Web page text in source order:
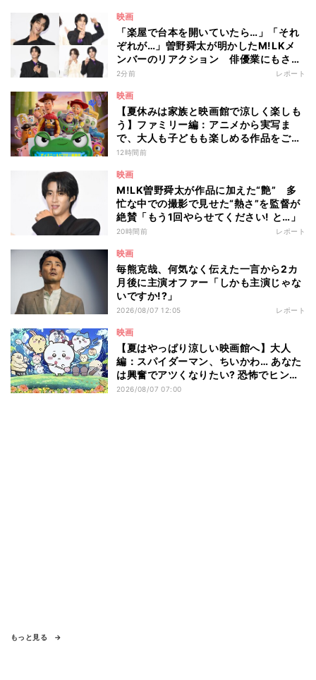
映画
「楽屋で台本を開いていたら…」「それ
ぞれが…」曽野舜太が明かしたM!LKメ
ンバーのリアクション 俳優業にもさら
なる意欲
2分前 レポート
映画
【夏休みは家族と映画館で涼しく楽しも
う】ファミリー編：アニメから実写ま
で、大人も子どもも楽しめる作品をご紹
介 - 編集部が注目する最新映画5選
12時間前
映画
M!LK曽野舜太が作品に加えた“艶” 多
忙な中での撮影で見せた“熱さ”を監督が
絶賛「もう1回やらせてください! と…」
20時間前 レポート
映画
毎熊克哉、何気なく伝えた一言から2カ
月後に主演オファー「しかも主演じゃな
いですか!?」
2026/08/07 12:05 レポート
映画
【夏はやっぱり涼しい映画館へ】大人
編：スパイダーマン、ちいかわ… あなた
は興奮でアツくなりたい? 恐怖でヒンヤ
リしたい? - 編集部が注目する最新映画5
2026/08/07 07:00
もっと見る